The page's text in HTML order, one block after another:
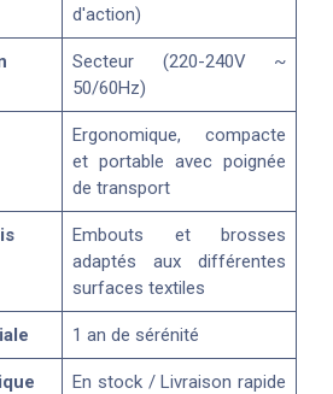
d'action)
Secteur (220-240V ~
50/60Hz)
Ergonomique, compacte
et portable avec poignée
de transport
Embouts et brosses
adaptés aux différentes
surfaces textiles
1 an de sérénité
En stock / Livraison rapide